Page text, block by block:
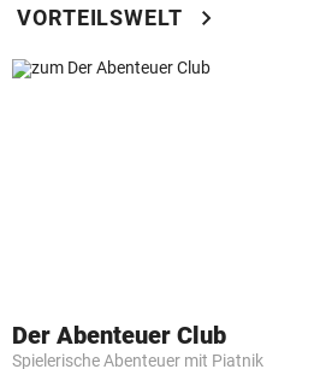
VORTEILSWELT chevron_right
Der Abenteuer Club
Spielerische Abenteuer mit Piatnik